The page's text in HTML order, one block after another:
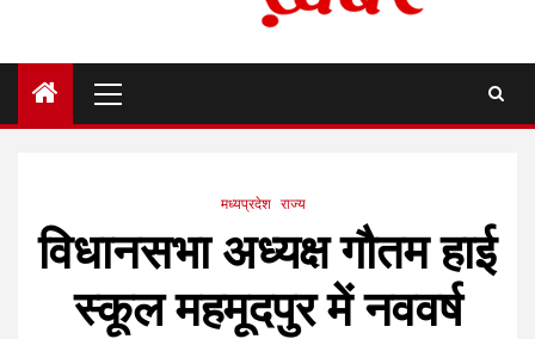
Menu
मध्यप्रदेश राज्य
विधानसभा अध्यक्ष गौतम हाई
स्कूल महमूदपुर में नववर्ष